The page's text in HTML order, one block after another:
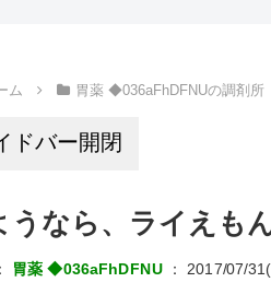
ム 胃薬 ◆036aFhDFNUの調剤所
ドバー開閉
うなら、ライえも
胃薬 ◆036aFhDFNU ： 2017/07/